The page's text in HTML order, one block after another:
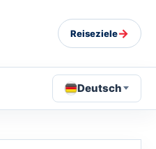
Reiseziele→
Deutsch